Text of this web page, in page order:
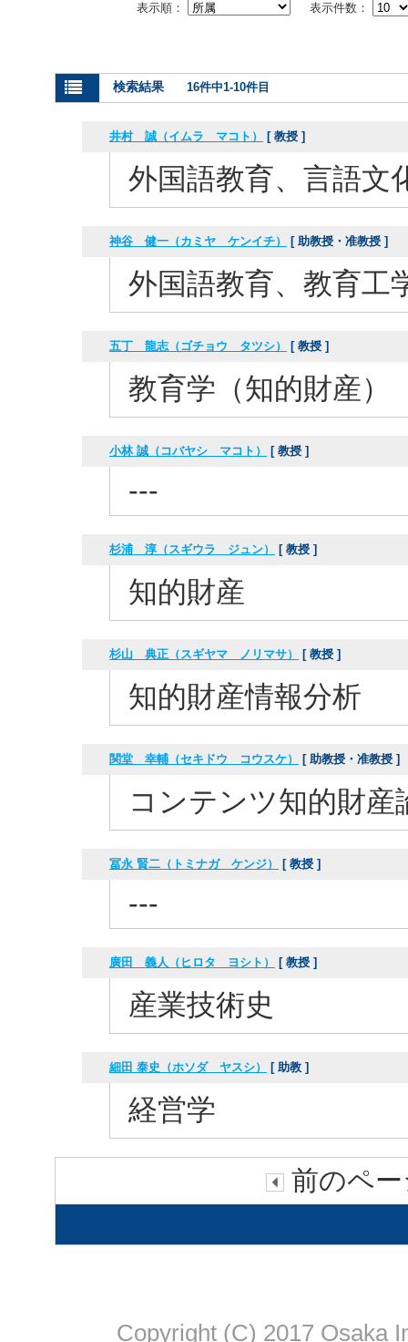
表示順： 表示件数：
検索結果 16件中1-10件目
井村 誠（イムラ マコト） [ 教授 ]
外国語教育、言語文
神谷 健一（カミヤ ケンイチ） [ 助教授・准教授 ]
外国語教育、教育工
五丁 龍志（ゴチョウ タツシ） [ 教授 ]
教育学（知的財産）
小林 誠（コバヤシ マコト） [ 教授 ]
---
杉浦 淳（スギウラ ジュン） [ 教授 ]
知的財産
杉山 典正（スギヤマ ノリマサ） [ 教授 ]
知的財産情報分析
関堂 幸輔（セキドウ コウスケ） [ 助教授・准教授 ]
コンテンツ知的財産
冨永 賢二（トミナガ ケンジ） [ 教授 ]
---
廣田 義人（ヒロタ ヨシト） [ 教授 ]
産業技術史
細田 泰史（ホソダ ヤスシ） [ 助教 ]
経営学
前のペ
Copyright (C) 2017 Osaka